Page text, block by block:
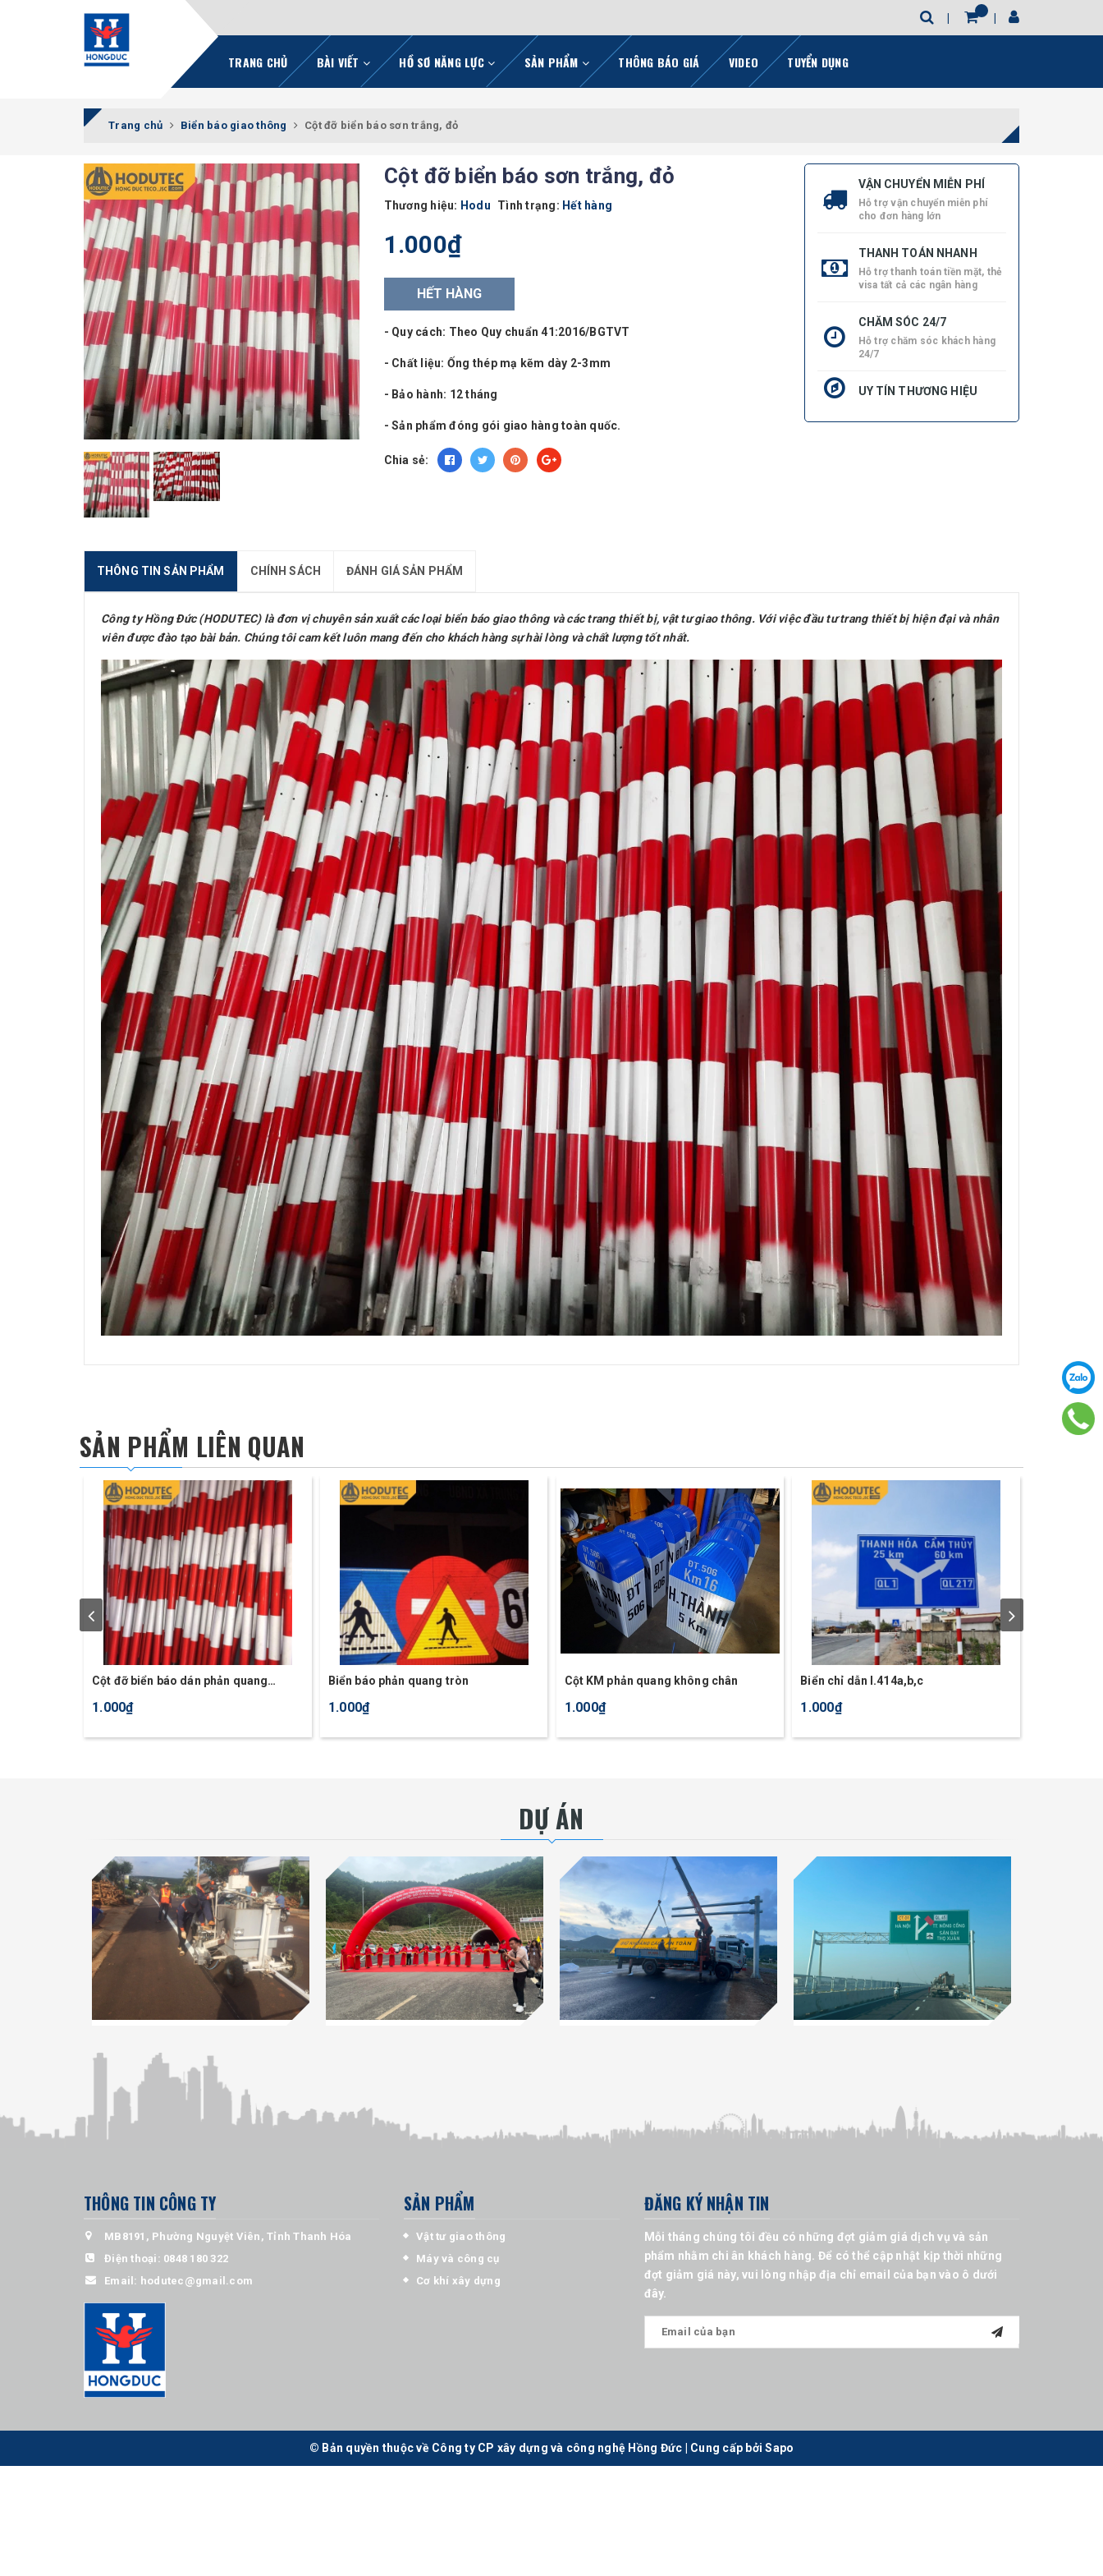
TRANG CHỦ BÀI VIẾT HỒ SƠ NĂNG LỰC SẢN PHẨM THÔNG BÁO GIÁ VIDEO TUYỂN DỤNG
Trang chủ Biển báo giao thông Cột đỡ biển báo sơn trắng, đỏ
Cột đỡ biển báo sơn trắng, đỏ
Thương hiệu: Hodu Tình trạng: Hết hàng
1.000₫
HẾT HÀNG
- Quy cách: Theo Quy chuẩn 41:2016/BGTVT
- Chất liệu: Ống thép mạ kẽm dày 2-3mm
- Bảo hành: 12 tháng
- Sản phẩm đóng gói giao hàng toàn quốc.
Chia sẻ:
VẬN CHUYỂN MIỄN PHÍ
Hỗ trợ vận chuyển miễn phí
cho đơn hàng lớn
THANH TOÁN NHANH
Hỗ trợ thanh toán tiền mặt, thẻ
visa tất cả các ngân hàng
CHĂM SÓC 24/7
Hỗ trợ chăm sóc khách hàng
24/7
UY TÍN THƯƠNG HIỆU
THÔNG TIN SẢN PHẨM CHÍNH SÁCH ĐÁNH GIÁ SẢN PHẨM
Công ty Hồng Đức (HODUTEC) là đơn vị chuyên sản xuất các loại biển báo giao thông và các trang thiết bị, vật tư giao thông. Với việc đầu tư trang thiết bị hiện đại và nhân
viên được đào tạo bài bản. Chúng tôi cam kết luôn mang đến cho khách hàng sự hài lòng và chất lượng tốt nhất.
SẢN PHẨM LIÊN QUAN
Cột đỡ biển báo dán phản quang
trắng, đỏ
1.000₫
Biển báo phản quang tròn
1.000₫
Cột KM phản quang không chân
1.000₫
Biển chỉ dẫn I.414a,b,c
1.000₫
DỰ ÁN
THÔNG TIN CÔNG TY
MB8191, Phường Nguyệt Viên, Tỉnh Thanh Hóa
Điện thoại: 0848 180 322
Email: hodutec@gmail.com
SẢN PHẨM
Vật tư giao thông
Máy và công cụ
Cơ khí xây dựng
ĐĂNG KÝ NHẬN TIN
Mỗi tháng chúng tôi đều có những đợt giảm giá dịch vụ và sản
phẩm nhằm chi ân khách hàng. Để có thể cập nhật kịp thời những
đợt giảm giá này, vui lòng nhập địa chỉ email của bạn vào ô dưới
đây.
© Bản quyền thuộc về Công ty CP xây dựng và công nghệ Hồng Đức Cung cấp bởiSapo